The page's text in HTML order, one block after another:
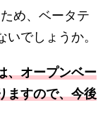
め、ベータテ
でしょうか。
、オープンベー
ますので、今後